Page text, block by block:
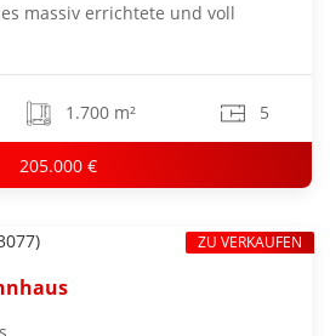
massiv errichtete und voll
1.700 m² 5
205.000 €
ZU VERKAUFEN